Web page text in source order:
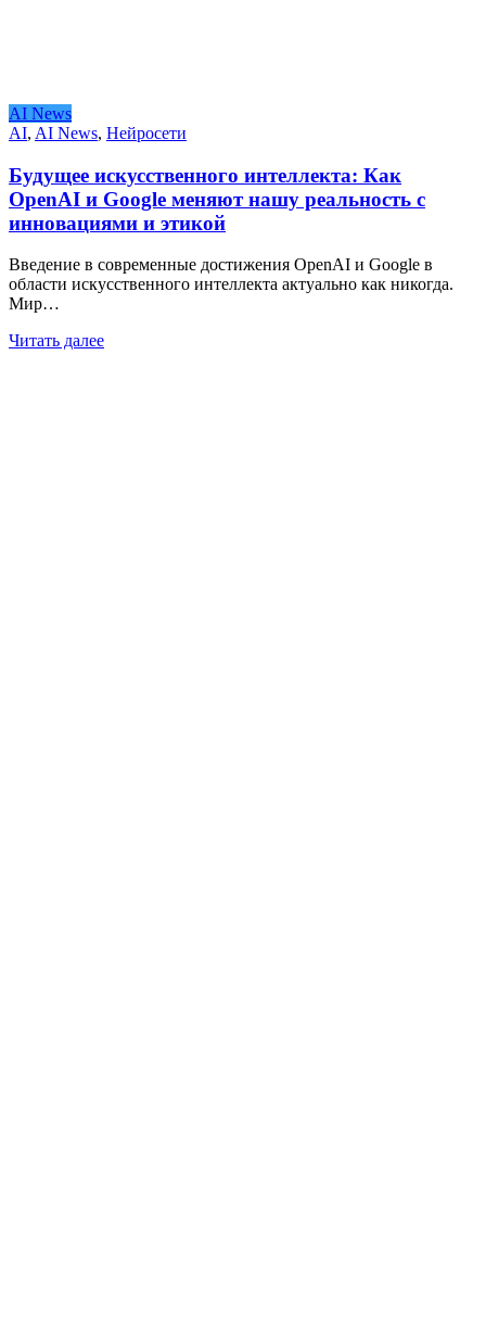
AI News
AI, AI News, Нейросети
Будущее искусственного интеллекта: Как
OpenAI и Google меняют нашу реальность с
инновациями и этикой
Введение в современные достижения OpenAI и Google в
области искусственного интеллекта актуально как никогда.
Мир…
Читать далее